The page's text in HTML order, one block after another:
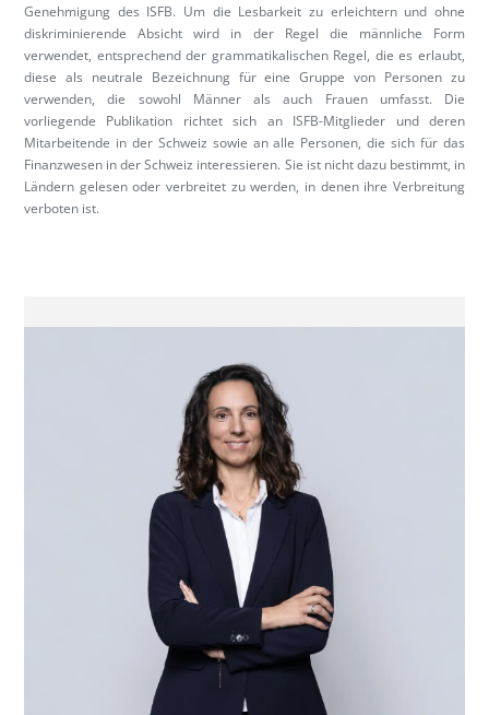
Genehmigung des ISFB. Um die Lesbarkeit zu erleichtern und ohne
diskriminierende Absicht wird in der Regel die männliche Form
verwendet, entsprechend der grammatikalischen Regel, die es erlaubt,
diese als neutrale Bezeichnung für eine Gruppe von Personen zu
verwenden, die sowohl Männer als auch Frauen umfasst. Die
vorliegende Publikation richtet sich an ISFB-Mitglieder und deren
Mitarbeitende in der Schweiz sowie an alle Personen, die sich für das
Finanzwesen in der Schweiz interessieren. Sie ist nicht dazu bestimmt, in
Ländern gelesen oder verbreitet zu werden, in denen ihre Verbreitung
verboten ist.